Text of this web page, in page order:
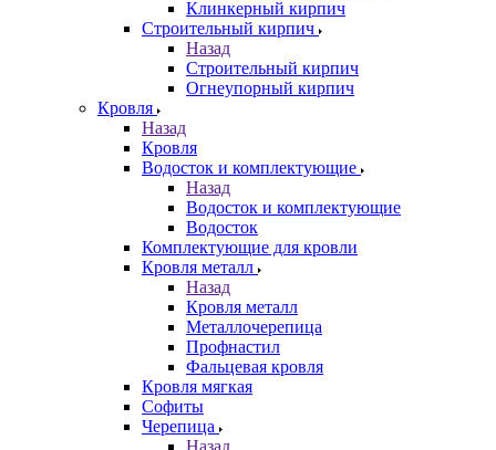
Клинкерный кирпич
Строительный кирпич
Назад
Строительный кирпич
Огнеупорный кирпич
Кровля
Назад
Кровля
Водосток и комплектующие
Назад
Водосток и комплектующие
Водосток
Комплектующие для кровли
Кровля металл
Назад
Кровля металл
Металлочерепица
Профнастил
Фальцевая кровля
Кровля мягкая
Софиты
Черепица